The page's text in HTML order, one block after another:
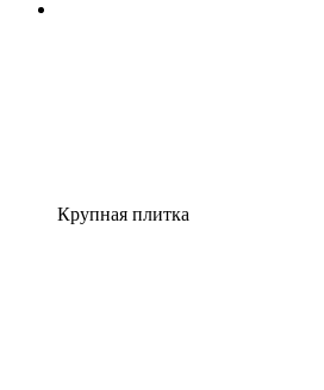
Крупная плитка